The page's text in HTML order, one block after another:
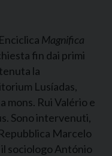
Magnifica
fin dai primi
la
Lusíadas,
mons. Rui Valério e
Sono intervenuti,
Marcelo
il sociologo António